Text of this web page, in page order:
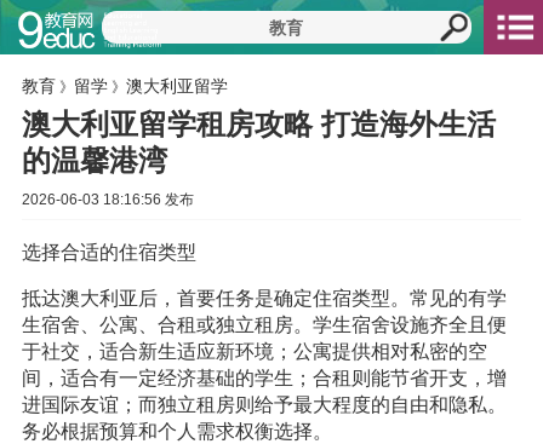
教育 》 留学》 澳大利亚留学
澳大利亚留学租房攻略 打造海外生活
的温馨港湾
2026-06-03 18:16:56 发布
选择合适的住宿类型
抵达澳大利亚后，首要任务是确定住宿类型。常见的有学
生宿舍、公寓、合租或独立租房。学生宿舍设施齐全且便
于社交，适合新生适应新环境；公寓提供相对私密的空
间，适合有一定经济基础的学生；合租则能节省开支，增
进国际友谊；而独立租房则给予最大程度的自由和隐私。
务必根据预算和个人需求权衡选择。